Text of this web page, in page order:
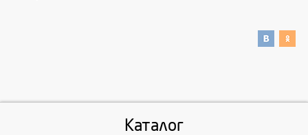
Каталог